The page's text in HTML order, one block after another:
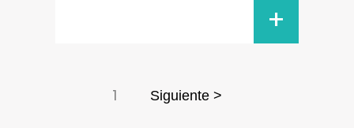
+
1 Siguiente >